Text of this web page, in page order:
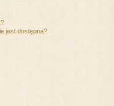
jest dostępna?